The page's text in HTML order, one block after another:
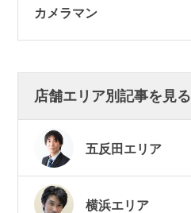
カメラマン
店舗エリア別記事を見る
五反田エリア
横浜エリア